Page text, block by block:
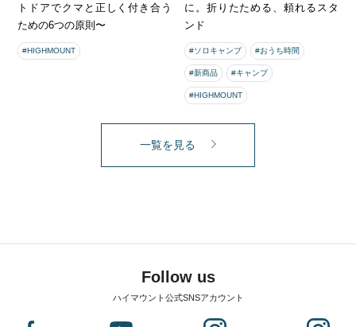
トドアでクマと正しく付き合う
ための6つの原則〜
#HIGHMOUNT
に。折りたためる、頼れるスタ
ンド
#ソロキャンプ #おうち時間
#新商品 #キャンプ
#HIGHMOUNT
一覧を見る
Follow us
ハイマウント公式SNSアカウント